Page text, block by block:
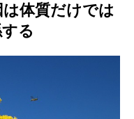
体質だけでは
る